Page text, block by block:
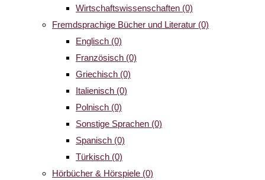
Wirtschaftswissenschaften (0)
Fremdsprachige Bücher und Literatur (0)
Englisch (0)
Französisch (0)
Griechisch (0)
Italienisch (0)
Polnisch (0)
Sonstige Sprachen (0)
Spanisch (0)
Türkisch (0)
Hörbücher & Hörspiele (0)